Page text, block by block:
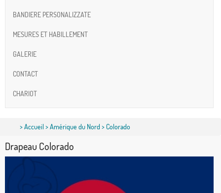
BANDIERE PERSONALIZZATE
MESURES ET HABILLEMENT
GALERIE
CONTACT
CHARIOT
>Accueil>Amérique du Nord > Colorado
Drapeau Colorado